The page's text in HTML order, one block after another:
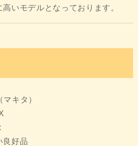
いモデルとなっております。
キタ）
良好品